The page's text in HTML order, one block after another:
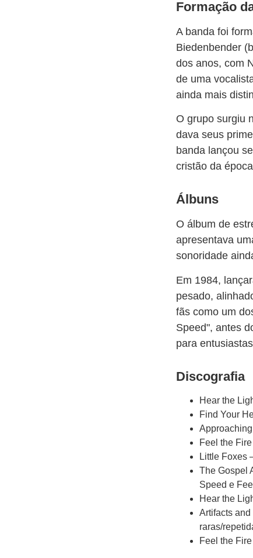
Formação
A banda foi
Biedenbender
dos anos, com
de uma
ainda mais
O grupo surgiu
dava seus
banda lançou
cristão da
Álbuns
O álbum de
apresentava
sonoridade
Em 1984,
pesado,
fãs como um
Speed", antes
para
Discografia
Hear the
Find Your
Feel the
Little Foxes
The Gospel
Speed e
Hear the
Artifacts
raras/
Feel the